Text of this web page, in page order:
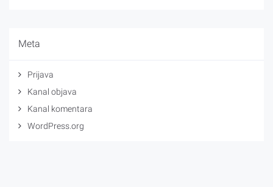
Meta
Prijava
Kanal objava
Kanal komentara
WordPress.org